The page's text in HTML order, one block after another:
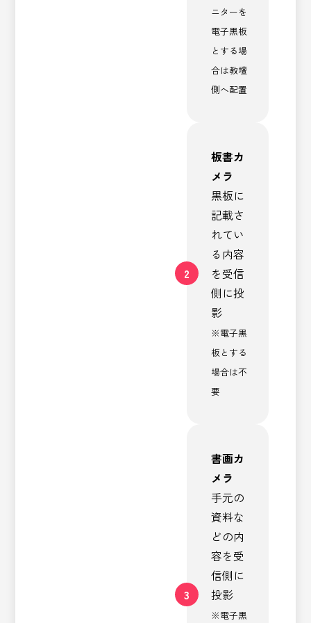
ニターを
電子黒板
とする場
合は教壇
側へ配置
2
板書カ
メラ
黒板に
記載さ
れてい
る内容
を受信
側に投
影
※電子黒
板とする
場合は不
要
3
書画カ
メラ
手元の
資料な
どの内
容を受
信側に
投影
※電子黒